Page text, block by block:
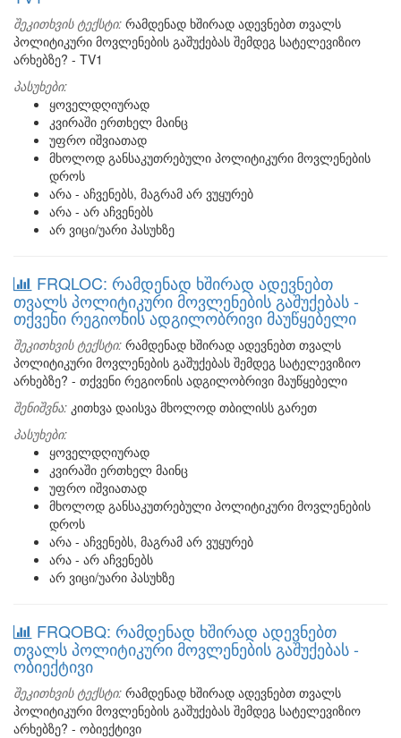
შეკითხვის ტექსტი: რამდენად ხშირად ადევნებთ თვალს
პოლიტიკური მოვლენების გაშუქებას შემდეგ სატელევიზიო
არხებზე? - TV1
პასუხები:
ყოველდღიურად
კვირაში ერთხელ მაინც
უფრო იშვიათად
მხოლოდ განსაკუთრებული პოლიტიკური მოვლენების
დროს
არა - აჩვენებს, მაგრამ არ ვუყურებ
არა - არ აჩვენებს
არ ვიცი/უარი პასუხზე
FRQLOC: რამდენად ხშირად ადევნებთ
თვალს პოლიტიკური მოვლენების გაშუქებას -
თქვენი რეგიონის ადგილობრივი მაუწყებელი
შეკითხვის ტექსტი: რამდენად ხშირად ადევნებთ თვალს
პოლიტიკური მოვლენების გაშუქებას შემდეგ სატელევიზიო
არხებზე? - თქვენი რეგიონის ადგილობრივი მაუწყებელი
შენიშვნა: კითხვა დაისვა მხოლოდ თბილისს გარეთ
პასუხები:
ყოველდღიურად
კვირაში ერთხელ მაინც
უფრო იშვიათად
მხოლოდ განსაკუთრებული პოლიტიკური მოვლენების
დროს
არა - აჩვენებს, მაგრამ არ ვუყურებ
არა - არ აჩვენებს
არ ვიცი/უარი პასუხზე
FRQOBQ: რამდენად ხშირად ადევნებთ
თვალს პოლიტიკური მოვლენების გაშუქებას -
ობიექტივი
შეკითხვის ტექსტი: რამდენად ხშირად ადევნებთ თვალს
პოლიტიკური მოვლენების გაშუქებას შემდეგ სატელევიზიო
არხებზე? - ობიექტივი